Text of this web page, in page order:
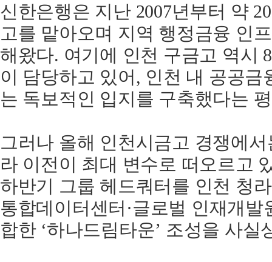
신한은행은 지난 2007년부터 약
고를 맡아오며 지역 행정금융 인
해왔다. 여기에 인천 구금고 역시
이 담당하고 있어, 인천 내 공공금
는 독보적인 입지를 구축했다는
그러나 올해 인천시금고 경쟁에
라 이전이 최대 변수로 떠오르고
하반기 그룹 헤드쿼터를 인천 청
통합데이터센터·글로벌 인재개발
합한 ‘하나드림타운’ 조성을 사실